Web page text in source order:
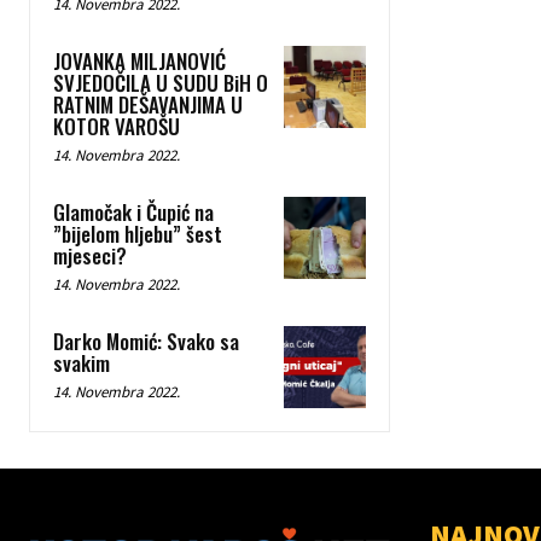
14. Novembra 2022.
JOVANKA MILJANOVIĆ
SVJEDOČILA U SUDU BiH O
RATNIM DEŠAVANJIMA U
KOTOR VAROŠU
14. Novembra 2022.
Glamočak i Čupić na
”bijelom hljebu” šest
mjeseci?
14. Novembra 2022.
Darko Momić: Svako sa
svakim
14. Novembra 2022.